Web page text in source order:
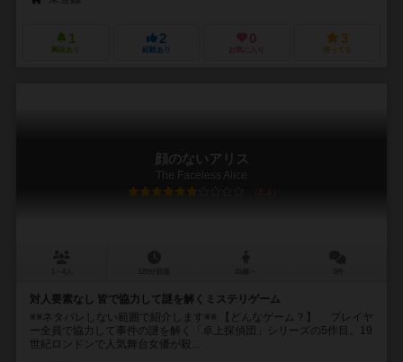
1
興味あり
2
経験あり
0
お気に入り
3
持ってる
顔のないアリス
The Faceless Alice
6.4
対人要素なし 皆で協力して謎を解くミステリゲーム
※※ネタバレしない範囲で紹介します※※ 【どんなゲーム？】 プレイヤ
ー全員で協力して事件の謎を解く「卓上探偵団」シリーズの5作目。19
世紀ロンドンで人気舞台女優が殺...